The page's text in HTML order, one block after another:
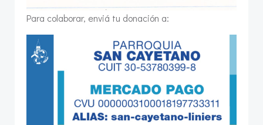
Para colaborar, enviá tu donación a: